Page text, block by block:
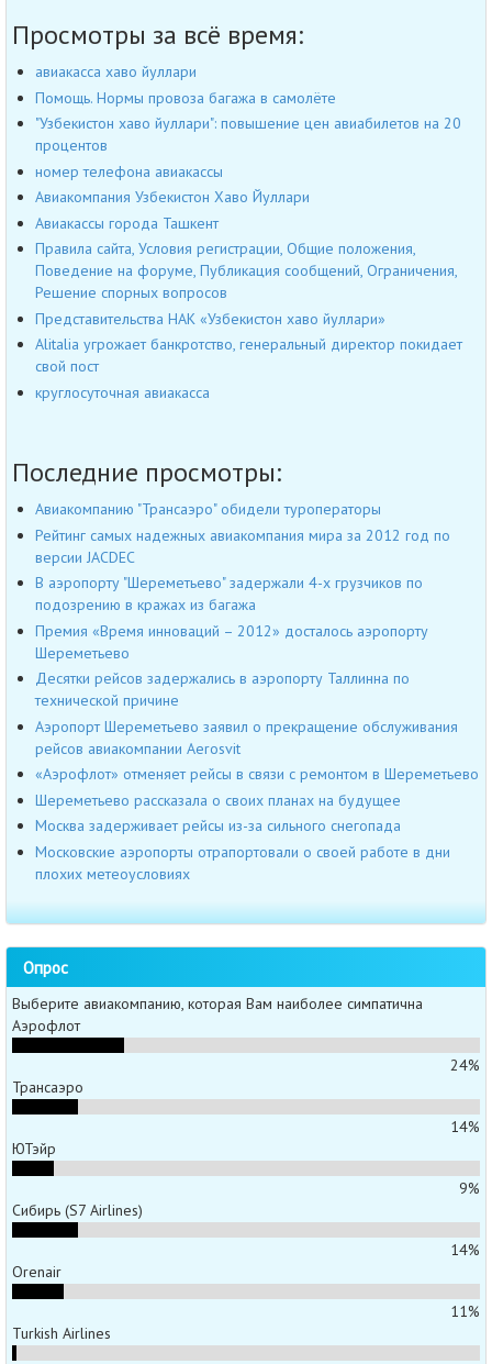
Просмотры за всё время:
авиакасса хаво йуллари
Помощь. Нормы провоза багажа в самолёте
"Узбекистон хаво йуллари": повышение цен авиабилетов на 20
процентов
номер телефона авиакассы
Авиакомпания Узбекистон Хаво Йуллари
Авиакассы города Ташкент
Правила сайта, Условия регистрации, Общие положения,
Поведение на форуме, Публикация сообщений, Ограничения,
Решение спорных вопросов
Представительства НАК «Узбекистон хаво йуллари»
Alitalia угрожает банкротство, генеральный директор покидает
свой пост
круглосуточная авиакасса
Последние просмотры:
Авиакомпанию "Трансаэро" обидели туроператоры
Рейтинг самых надежных авиакомпания мира за 2012 год по
версии JACDEC
В аэропорту "Шереметьево" задержали 4-х грузчиков по
подозрению в кражах из багажа
Премия «Время инноваций – 2012» досталось аэропорту
Шереметьево
Десятки рейсов задержались в аэропорту Таллинна по
технической причине
Аэропорт Шереметьево заявил о прекращение обслуживания
рейсов авиакомпании Aerosvit
«Аэрофлот» отменяет рейсы в связи с ремонтом в Шереметьево
Шереметьево рассказала о своих планах на будущее
Москва задерживает рейсы из-за сильного снегопада
Московские аэропорты отрапортовали о своей работе в дни
плохих метеоусловиях
Опрос
Выберите авиакомпанию, которая Вам наиболее симпатична
Аэрофлот
24%
Трансаэро
14%
ЮТэйр
9%
Сибирь (S7 Airlines)
14%
Orenair
11%
Turkish Airlines